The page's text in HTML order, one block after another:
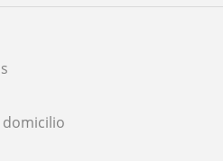
domicilio